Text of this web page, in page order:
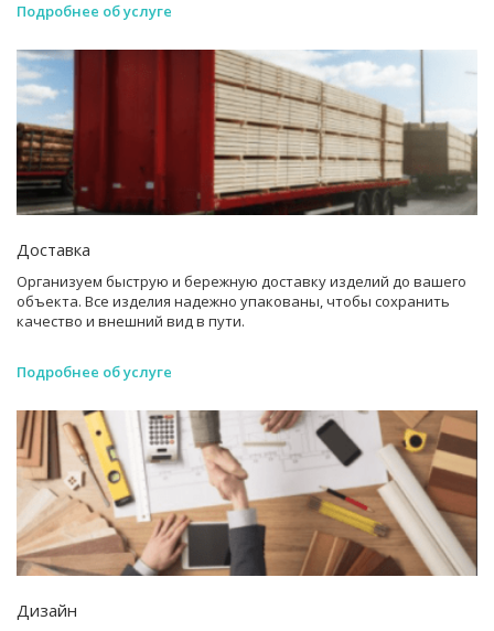
Подробнее об услуге
Доставка
Организуем быструю и бережную доставку изделий до вашего
объекта. Все изделия надежно упакованы, чтобы сохранить
качество и внешний вид в пути.
Подробнее об услуге
Дизайн